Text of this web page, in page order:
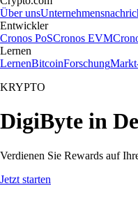
Über uns
Entwickler
Cronos PoSCronos EVM
Lernen
LernenBitcoinForschung
KRYPTO
DigiByte in
Verdienen Sie Rewards auf
Jetzt starten